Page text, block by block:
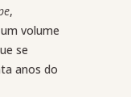
,
volume
se
anos do